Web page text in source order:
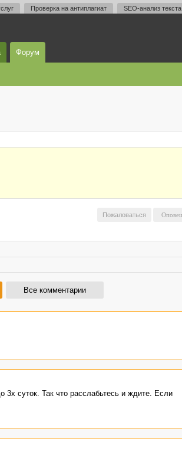
Проверка на антиплагиат SEO-анализ текста
Форум
Пожаловаться
Все комментарии
суток. Так что расслабьтесь и ждите. Если